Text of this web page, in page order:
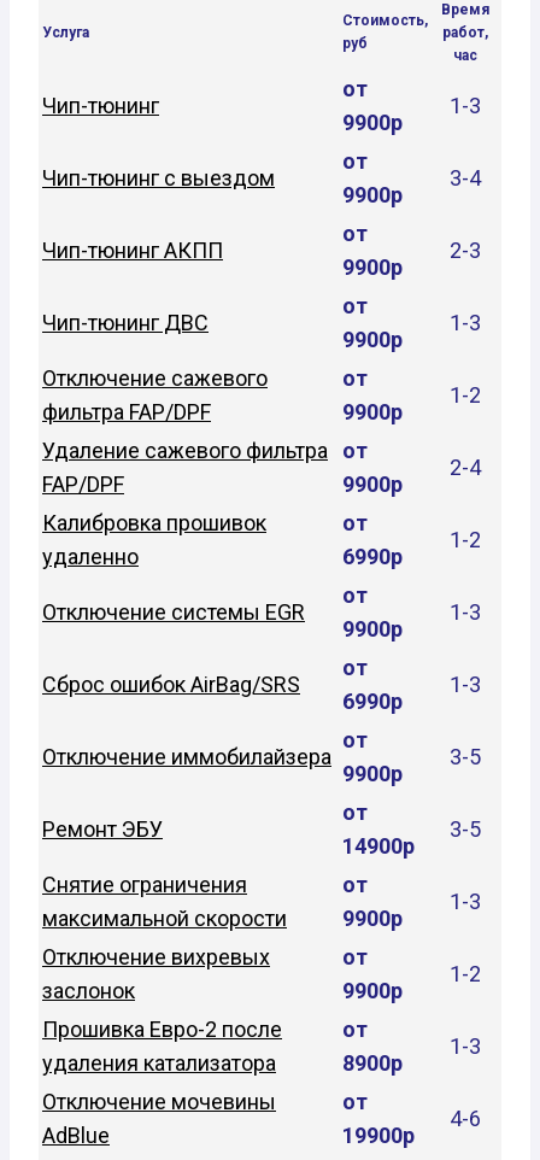
Услуга
Стоимость,
руб
Время
работ,
час
Чип-тюнинг
от
9900р
1-3
Чип-тюнинг с выездом
от
9900р
3-4
Чип-тюнинг АКПП
от
9900р
2-3
Чип-тюнинг ДВС
от
9900р
1-3
Отключение сажевого
фильтра FAP/DPF
от
9900р
1-2
Удаление сажевого фильтра
FAP/DPF
от
9900р
2-4
Калибровка прошивок
удаленно
от
6990р
1-2
Отключение системы EGR
от
9900р
1-3
Сброс ошибок AirBag/SRS
от
6990р
1-3
Отключение иммобилайзера
от
9900р
3-5
Ремонт ЭБУ
от
14900р
3-5
Снятие ограничения
максимальной скорости
от
9900р
1-3
Отключение вихревых
заслонок
от
9900р
1-2
Прошивка Евро-2 после
удаления катализатора
от
8900р
1-3
Отключение мочевины
AdBlue
от
19900р
4-6